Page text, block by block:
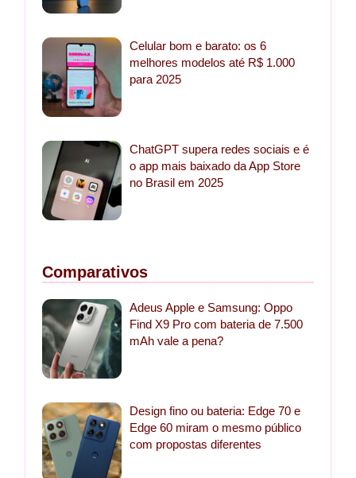
Celular bom e barato: os 6
melhores modelos até R$ 1.000
para 2025
ChatGPT supera redes sociais e é
o app mais baixado da App Store
no Brasil em 2025
Comparativos
Adeus Apple e Samsung: Oppo
Find X9 Pro com bateria de 7.500
mAh vale a pena?
Design fino ou bateria: Edge 70 e
Edge 60 miram o mesmo público
com propostas diferentes